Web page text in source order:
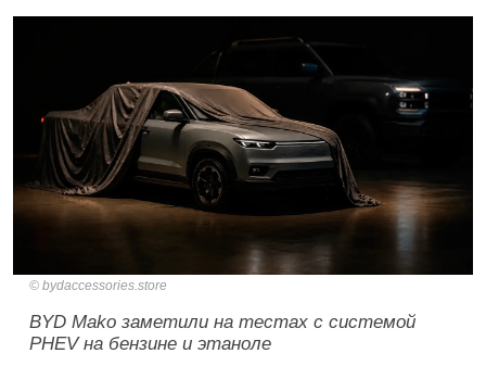
bydaccessories.store
BYD Mako заметили на тестах с системой
PHEV на бензине и этаноле